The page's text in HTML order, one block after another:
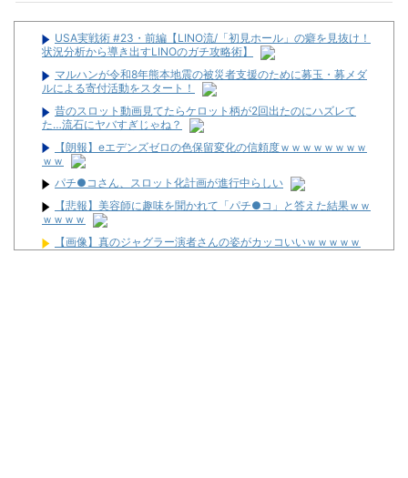
USA実戦術 #23・前編【LINO流/「初見ホール」の癖を見抜け！
状況分析から導き出すLINOのガチ攻略術】
マルハンが令和8年熊本地震の被災者支援のために募玉・募メダ
ルによる寄付活動をスタート！
昔のスロット動画見てたらケロット柄が2回出たのにハズレて
た…流石にヤバすぎじゃね？
【朗報】eエデンズゼロの色保留変化の信頼度ｗｗｗｗｗｗｗｗ
ｗｗ
パチ●コさん、スロット化計画が進行中らしい
【悲報】美容師に趣味を聞かれて「パチ●コ」と答えた結果ｗｗ
ｗｗｗｗ
【画像】真のジャグラー演者さんの姿がカッコいいｗｗｗｗｗ